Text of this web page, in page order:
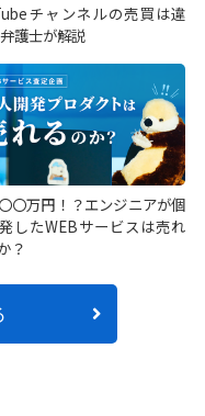
チャンネルの売買は違
護士が解説
〇万円！？エンジニアが個
したWEBサービスは売れ
？